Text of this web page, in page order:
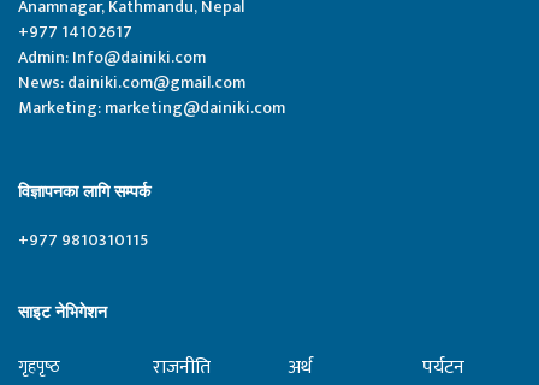
Anamnagar, Kathmandu, Nepal
+977 14102617
Admin:Info@dainiki.com
News:dainiki.com@gmail.com
Marketing:marketing@dainiki.com
विज्ञापनका लागि सम्पर्क
+977 9810310115
साइट नेभिगेशन
गृहपृष्‍ठ
राजनीति
अर्थ
पर्यटन